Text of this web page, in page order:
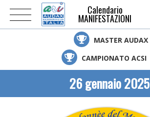
Calendario
MANIFESTAZIONI
MASTER AUDAX
CAMPIONATO ACSI
26 gennaio 2025